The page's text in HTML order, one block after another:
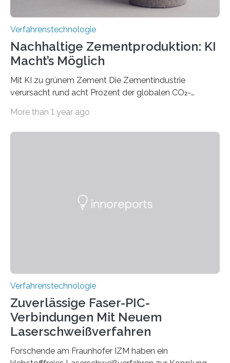
Verfahrenstechnologie
Nachhaltige Zementproduktion: KI
Macht’s Möglich
Mit KI zu grünem Zement Die Zementindustrie
verursacht rund acht Prozent der globalen CO₂-
Flugverkehr. Forschende am Paul Scherrer Institut PSI
brennen, der Grundstoff für baufertigen Zement. Wenig
More than 1 year ago
Verfahrenstechnologie
Zuverlässige Faser-PIC-
Verbindungen Mit Neuem
Laserschweißverfahren
Forschende am Fraunhofer IZM haben ein